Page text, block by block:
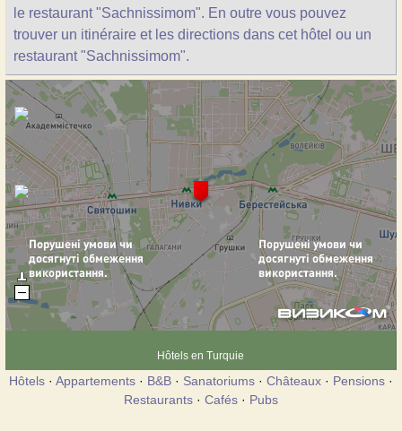
le restaurant "Sachnissimom". En outre vous pouvez
trouver un itinéraire et les directions dans cet hôtel ou un
restaurant "Sachnissimom".
Hôtels en Turquie
Hôtels · Appartements · B&B · Sanatoriums · Châteaux · Pensions ·
Restaurants · Cafés · Pubs